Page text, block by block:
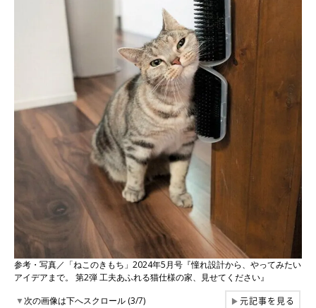
参考・写真／「ねこのきもち」2024年5月号『憧れ設計から、やってみたい
アイデアまで。 第2弾 工夫あふれる猫仕様の家、見せてください』
▼次の画像は下へスクロール (3/7) ▶元記事を見る